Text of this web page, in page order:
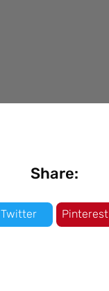
Share:
Twitter Pinterest